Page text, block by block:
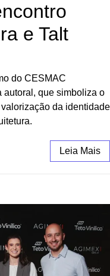
e Talt
do CESMAC
autoral, que simboliza o
da identidade
Leia Mais